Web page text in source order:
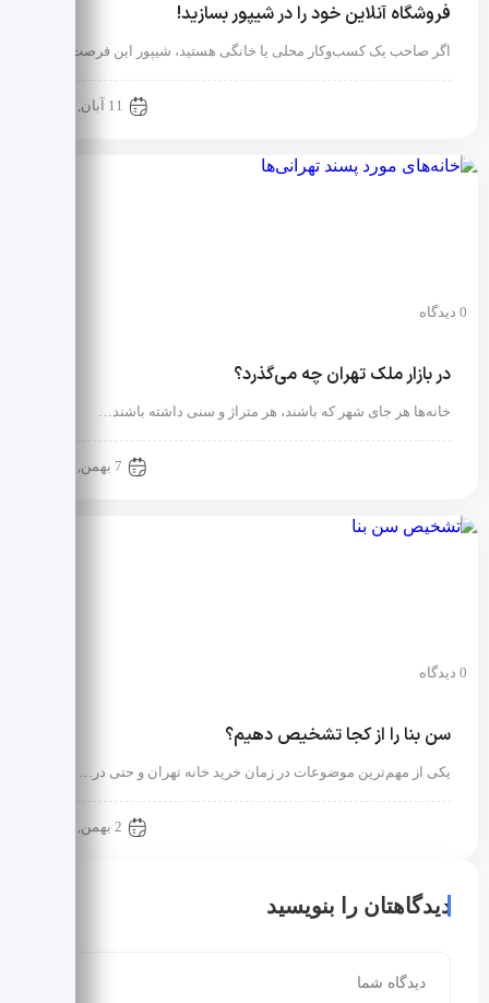
فروشگاه آنلاین خود را در شیپور بسازید!
اگر صاحب یک کسب‌وکار محلی یا خانگی هستید، شیپور این فرصت را…
11 آبان, 1404
0 دیدگاه
در بازار ملک تهران چه می‌گذرد؟
خانه‌ها هر جای شهر که باشند، هر متراژ و سنی داشته باشند…
7 بهمن, 1402
0 دیدگاه
سن بنا را از کجا تشخیص دهیم؟
یکی از مهم‌ترین موضوعات در زمان خرید خانه تهران و حتی در…
2 بهمن, 1402
دیدگاهتان را بنویسید